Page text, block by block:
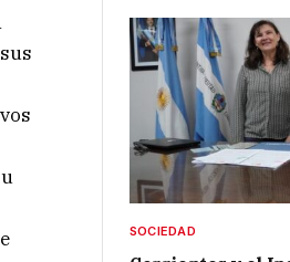
SOCIEDAD